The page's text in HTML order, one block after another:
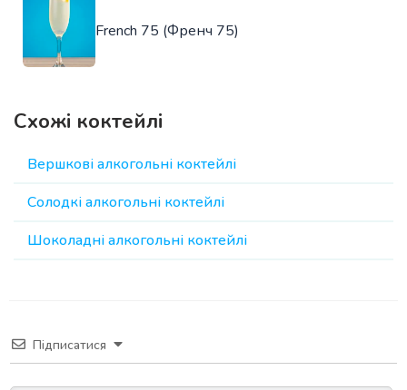
French 75 (Френч 75)
Схожі коктейлі
Вершкові алкогольні коктейлі
Солодкі алкогольні коктейлі
Шоколадні алкогольні коктейлі
Підписатися